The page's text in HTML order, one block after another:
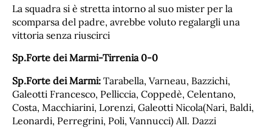
La squadra si è stretta intorno al suo mister per la
scomparsa del padre, avrebbe voluto regalargli una
vittoria senza riuscirci
Sp.Forte dei Marmi-Tirrenia 0-0
Sp.Forte dei Marmi: Tarabella, Varneau, Bazzichi,
Galeotti Francesco, Pelliccia, Coppedè, Celentano,
Costa, Macchiarini, Lorenzi, Galeotti Nicola(Nari, Baldi,
Leonardi, Perregrini, Poli, Vannucci) All. Dazzi